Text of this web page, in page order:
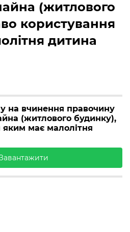
(житлового
користування
дитина
на вчинення правочину
(житлового будинку),
має малолітня